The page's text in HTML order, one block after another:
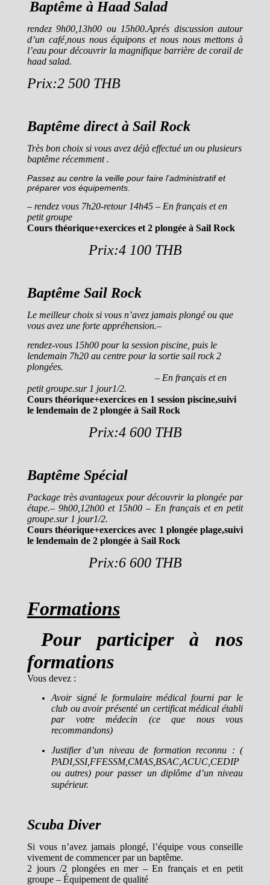
Baptême à Haad Salad
rendez 9h00,13h00 ou 15h00.Aprés discussion autour
d’un café,nous nous équipons et nous nous mettons à
l’eau pour découvrir la magnifique barrière de corail de
haad salad.
Prix:2 500 THB
Baptême direct à Sail Rock
Très bon choix si vous avez déjà effectué un ou plusieurs
baptême récemment .
Passez au centre la veille pour faire l’administratif et
préparer vos équipements.
– rendez vous 7h20-retour 14h45 – En français et en
petit groupe
Cours théorique+exercices et 2 plongée à Sail Rock
Prix:4 100 THB
Baptême Sail Rock
Le meilleur choix si vous n’avez jamais plongé ou que
vous avez une forte appréhension.–
rendez-vous 15h00 pour la session piscine, puis le
lendemain 7h20 au centre pour la sortie sail rock 2
plongées.
– En français et en
petit groupe.sur 1 jour1/2.
Cours théorique+exercices en 1 session piscine,suivi
le lendemain de 2 plongée à Sail Rock
Prix:4 600 THB
Baptême Spécial
Package très avantageux pour découvrir la plongée par
étape.– 9h00,12h00 et 15h00 – En français et en petit
groupe.sur 1 jour1/2.
Cours théorique+exercices avec 1 plongée plage,suivi
le lendemain de 2 plongée à Sail Rock
Prix:6 600 THB
Formations
Pour participer à nos
formations
Vous devez :
Avoir signé le formulaire médical fourni par le
club ou avoir présenté un certificat médical établi
par votre médecin (ce que nous vous
recommandons)
Justifier d’un niveau de formation reconnu : (
PADI,SSI,FFESSM,CMAS,BSAC,ACUC,CEDIP
ou autres) pour passer un diplôme d’un niveau
supérieur.
Scuba Diver
Si vous n’avez jamais plongé, l’équipe vous conseille
vivement de commencer par un baptême.
2 jours /2 plongées en mer – En français et en petit
groupe – Équipement de qualité